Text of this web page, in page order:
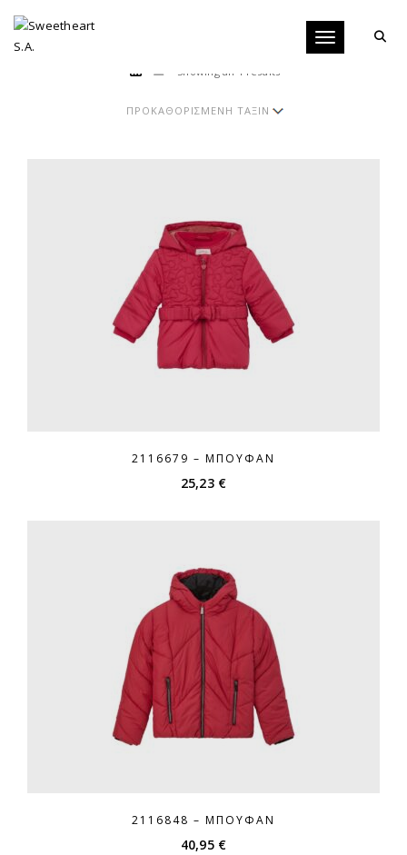
Toggle
Showing all 4 results
2116679 – ΜΠΟΥΦΆΝ
25,23 €
2116848 – ΜΠΟΥΦΆΝ
40,95 €